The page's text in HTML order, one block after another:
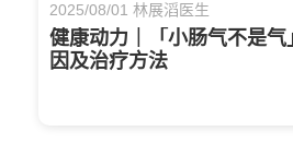
2025/08/01 林展滔医生
健康动力｜「小肠气不是
因及治疗方法